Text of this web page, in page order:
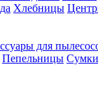
Хлебницы
для
Пепельницы